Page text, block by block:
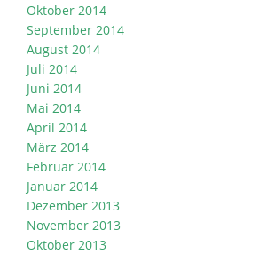
Oktober 2014
September 2014
August 2014
Juli 2014
Juni 2014
Mai 2014
April 2014
März 2014
Februar 2014
Januar 2014
Dezember 2013
November 2013
Oktober 2013